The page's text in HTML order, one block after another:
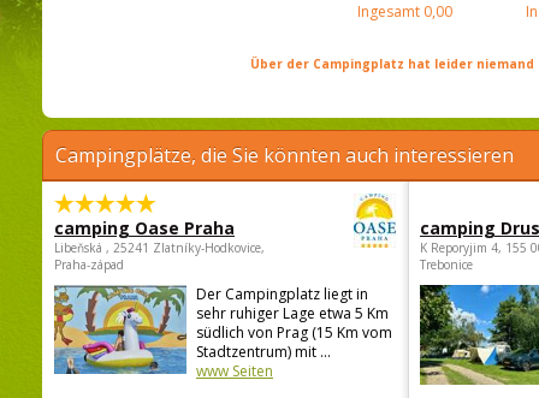
Ingesamt 0,00
Über der Campingplatz hat leider
Campingplätze, die Sie könnten auch interessieren
camping Oase Praha
Libeňská , 25241 Zlatníky-Hodkovice,
Praha-západ
Der Campingplatz liegt in
sehr ruhiger Lage etwa 5 Km
südlich von Prag (15 Km vom
Stadtzentrum) mit ...
www Seiten
camping
K Reporyjim 4, 155
Trebonice